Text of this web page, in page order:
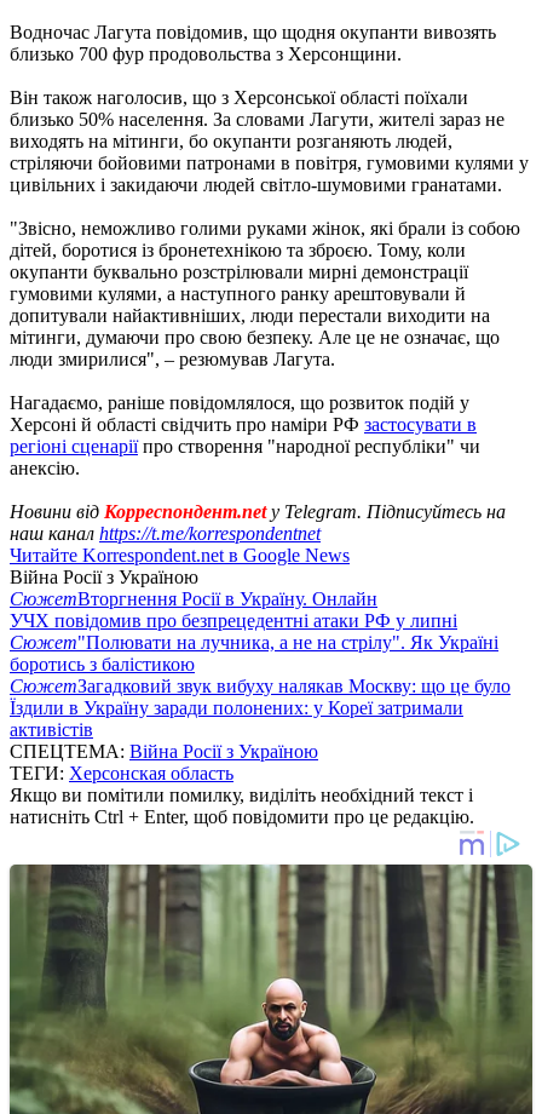
Водночас Лагута повідомив, що щодня окупанти вивозять
близько 700 фур продовольства з Херсонщини.
Він також наголосив, що з Херсонської області поїхали
близько 50% населення. За словами Лагути, жителі зараз не
виходять на мітинги, бо окупанти розганяють людей,
стріляючи бойовими патронами в повітря, гумовими кулями у
цивільних і закидаючи людей світло-шумовими гранатами.
"Звісно, неможливо голими руками жінок, які брали із собою
дітей, боротися із бронетехнікою та зброєю. Тому, коли
окупанти буквально розстрілювали мирні демонстрації
гумовими кулями, а наступного ранку арештовували й
допитували найактивніших, люди перестали виходити на
мітинги, думаючи про свою безпеку. Але це не означає, що
люди змирилися", – резюмував Лагута.
Нагадаємо, раніше повідомлялося, що розвиток подій у
Херсоні й області свідчить про наміри РФ застосувати в
регіоні сценаріїпро створення "народної республіки" чи
анексію.
Новини від Корреспондент.netу Telegram. Підписуйтесь на
наш канал https://t.me/korrespondentnet
Читайте Korrespondent.net в Google News
Війна Росії з Україною
СюжетВторгнення Росії в Україну. Онлайн
УЧХ повідомив про безпрецедентні атаки РФ у липні
Сюжет"Полювати на лучника, а не на стрілу". Як Україні
боротись з балістикою
СюжетЗагадковий звук вибуху налякав Москву: що це було
Їздили в Україну заради полонених: у Кореї затримали
активістів
СПЕЦТЕМА: Війна Росії з Україною
ТЕГИ: Херсонская область
Якщо ви помітили помилку, виділіть необхідний текст і
натисніть Ctrl + Enter, щоб повідомити про це редакцію.